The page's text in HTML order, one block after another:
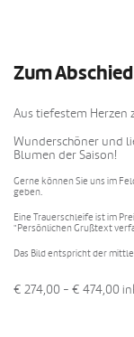
Zum
Aus tiefestem Herzen
Wunderschöner und
Blumen der Saison!
Gerne können Sie uns im
geben.
Eine Trauerschleife ist im
"Persönlichen Grußtext
Das Bild entspricht der
€ 274,00 - € 474,00